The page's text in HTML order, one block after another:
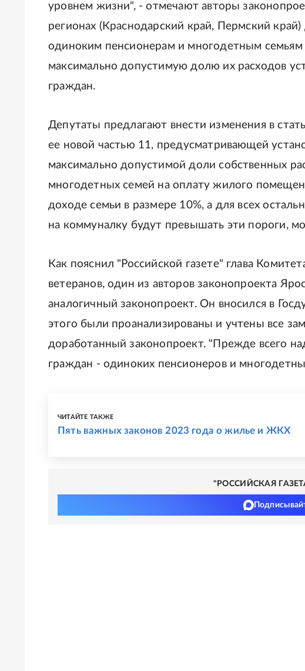
уровнем жизни", - отмечают авторы
регионах (Краснодарский край, Пермский
одиноким пенсионерам и многодетным
максимально допустимую долю их расходов
граждан.
Депутаты предлагают внести изменения в
ее новой частью 11, предусматривающей
максимально допустимой доли собственных
многодетных семей на оплату жилого
доходе семьи в размере 10%, а для всех
на коммуналку будут превышать эти пороги,
Как пояснил "Российской газете" глава
ветеранов, один из авторов законопроекта
аналогичный законопроект. Он вносился в
этого были проанализированы и учтены все
доработанный законопроект. "Прежде всего
граждан - одиноких пенсионеров и
ЧИТАЙТЕ ТАКЖЕ
Пять важных законов 2023 года о жилье и ЖКХ
"РОССИЙСКАЯ